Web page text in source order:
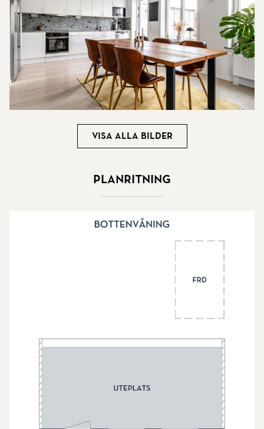
Visa alla bilder
Planritning